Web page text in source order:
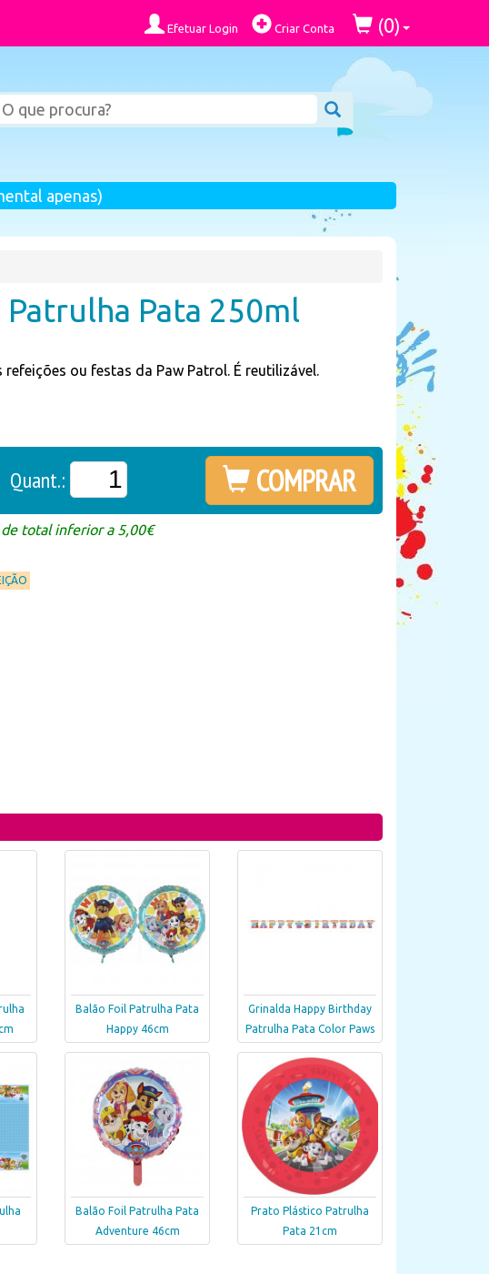
Efetuar Login Criar Conta (0)
apenas)
Patrulha Pata 250ml
ou festas da Paw Patrol. É reutilizável.
Quant.: COMPRAR
total inferior a 5,00€
Balão Foil Patrulha Pata
Happy 46cm
Grinalda Happy Birthday
Patrulha Pata Color Paws
Balão Foil Patrulha Pata
Adventure 46cm
Prato Plástico Patrulha
Pata 21cm